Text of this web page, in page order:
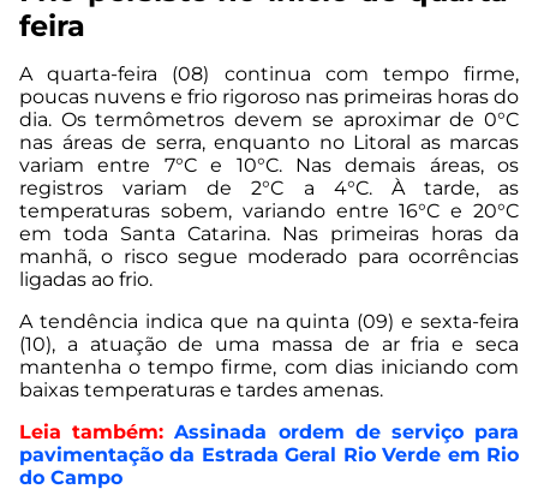
feira
A quarta-feira (08) continua com tempo firme,
poucas nuvens e frio rigoroso nas primeiras horas do
dia. Os termômetros devem se aproximar de 0°C
nas áreas de serra, enquanto no Litoral as marcas
variam entre 7°C e 10°C. Nas demais áreas, os
registros variam de 2°C a 4°C. À tarde, as
temperaturas sobem, variando entre 16°C e 20°C
em toda Santa Catarina. Nas primeiras horas da
manhã, o risco segue moderado para ocorrências
ligadas ao frio.
A tendência indica que na quinta (09) e sexta-feira
(10), a atuação de uma massa de ar fria e seca
mantenha o tempo firme, com dias iniciando com
baixas temperaturas e tardes amenas.
Leia também:Assinada ordem de serviço para
pavimentação da Estrada Geral Rio Verde em Rio
do Campo